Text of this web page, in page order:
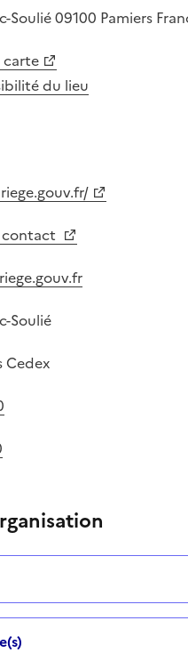
Soulié09100 Pamiers
carte
du lieu
contact
Soulié
Cedex